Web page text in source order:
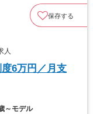
保存する
人
6万円／月支
～モデル